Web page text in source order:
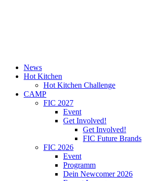
News
Hot Kitchen
Hot Kitchen Challenge
CAMP
FIC 2027
Event
Get Involved!
Get Involved!
FIC Future Brands
FIC 2026
Event
Programm
Dein Newcomer 2026